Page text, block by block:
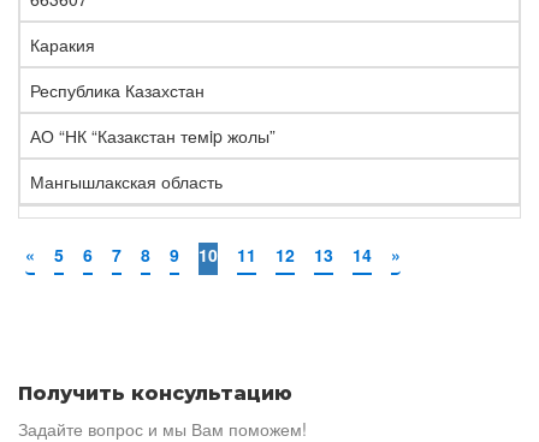
Каракия
Республика Казахстан
АО “НК “Казакстан темip жолы”
Мангышлакская область
« 5 6 7 8 9 10 11 12 13 14 »
Получить консультацию
Задайте вопрос и мы Вам поможем!